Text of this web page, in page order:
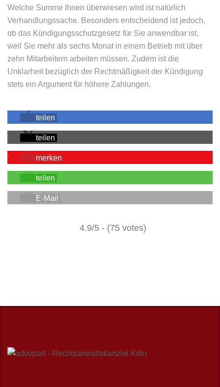
Welche Summe Ihnen überwiesen wird ist natürlich
Verhandlungssache. Besonders entscheidend ist jedoch,
ob das Kündigungsschutzgesetz für Sie anwendbar ist,
weil Sie mehr als sechs Monat in einem Betrieb mit über
zehn Mitarbeitern arbeiten müssen. Zudem ist die
Unklarheit bezüglich der Rechtmäßigkeit der Kündigung
stets ein Argument für höhere Zahlungen.
teilen
teilen
merken
teilen
E-Mail
4.9/5 - (75 votes)